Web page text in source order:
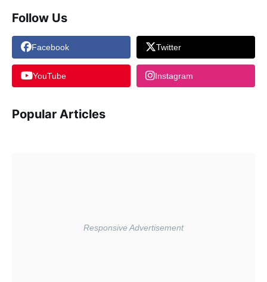
Follow Us
Facebook Twitter
YouTube Instagram
Popular Articles